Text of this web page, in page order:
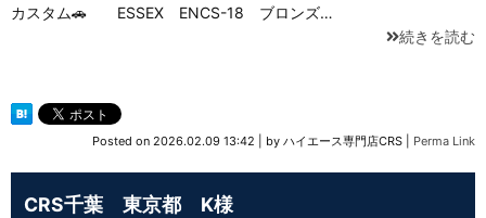
カスタム🚗 ESSEX ENCS-18 ブロンズ…
続きを読む
Posted on 2026.02.09 13:42 by ハイエース専門店CRS Perma Link
CRS千葉 東京都 K様